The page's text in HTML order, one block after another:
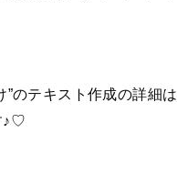
”のテキスト作成の詳細は
♪♡